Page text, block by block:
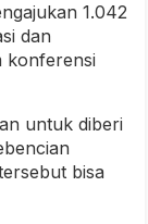
1.042
dan
konferensi
untuk diberi
bisa